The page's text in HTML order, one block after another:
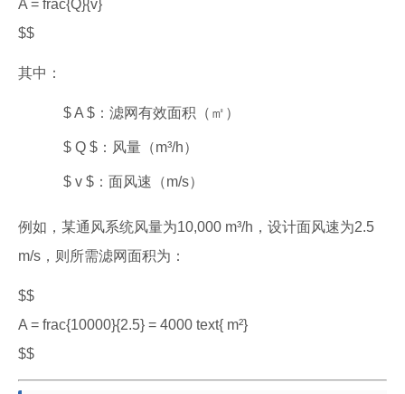
A = frac{Q}{v}
$$
其中：
$ A $：滤网有效面积（㎡）
$ Q $：风量（m³/h）
$ v $：面风速（m/s）
例如，某通风系统风量为10,000 m³/h，设计面风速为2.5
m/s，则所需滤网面积为：
$$
A = frac{10000}{2.5} = 4000 text{ m²}
$$